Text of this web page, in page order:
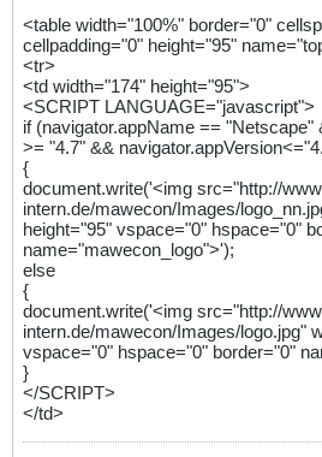
<table width="100%" border="0"
cellpadding="0" height="95"
<tr>
<td width="174" height="95">
<SCRIPT LANGUAGE="javascript">
if (navigator.appName == "Netscape"
>= "4.7" &&
{
document.write('<img src="http://
intern.de/mawecon/Images/
height="95" vspace="0" hspace="0"
name="mawecon_logo">');
else
{
document.write('<img src="http://
intern.de/mawecon/Images/logo.jpg"
vspace="0" hspace="0" border="0"
}
</SCRIPT>
</td>